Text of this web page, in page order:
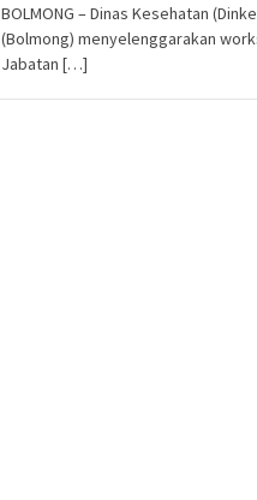
BOLMONG – Dinas Kesehatan
(Bolmong) menyelenggarakan
Jabatan […]